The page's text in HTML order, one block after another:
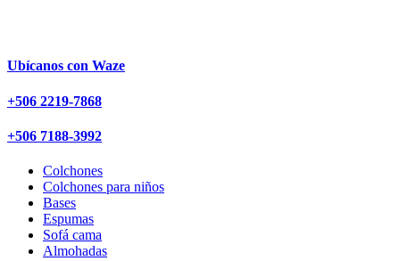
Ubícanos con Waze
+506 2219-7868
+506 7188-3992
Colchones
Colchones para niños
Bases
Espumas
Sofá cama
Almohadas